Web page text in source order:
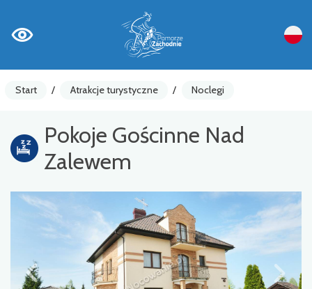
Start / Atrakcje turystyczne / Noclegi
Pokoje Gościnne Nad
Zalewem